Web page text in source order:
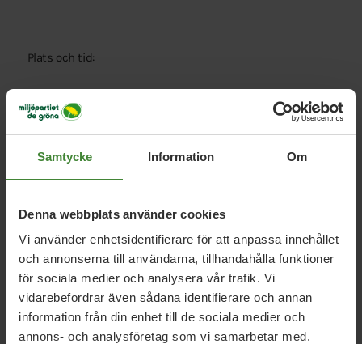
Samtycke Information Om
Denna webbplats använder cookies
Vi använder enhetsidentifierare för att anpassa innehållet
och annonserna till användarna, tillhandahålla funktioner
för sociala medier och analysera vår trafik. Vi
vidarebefordrar även sådana identifierare och annan
information från din enhet till de sociala medier och
annons- och analysföretag som vi samarbetar med.
Plats och tid:
kl. 12.30 – 14.00 i Hörsal M, Musikhögskolan Örebro
Universitet
Karlskoga
Efter föreläsningen pratar landstingsråden Catrin Steen
och Mats Gunnarsson om hur Miljöpartiet i Örebro läns
landsting vill arbeta för att förbättra situationen för
spelberoende.